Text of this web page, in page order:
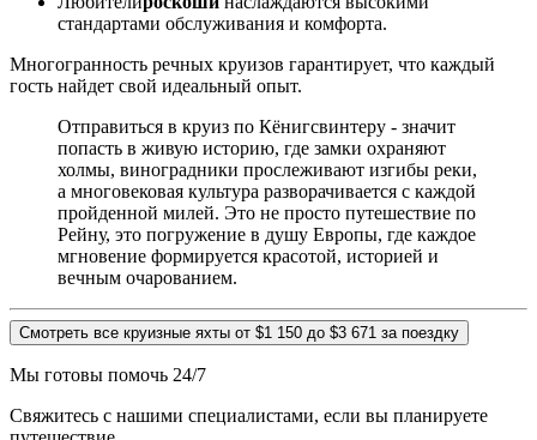
стандартами обслуживания и комфорта.
Многогранность речных круизов гарантирует, что каждый
гость найдет свой идеальный опыт.
Отправиться в круиз по Кёнигсвинтеру - значит
попасть в живую историю, где замки охраняют
холмы, виноградники прослеживают изгибы реки,
а многовековая культура разворачивается с каждой
пройденной милей. Это не просто путешествие по
Рейну, это погружение в душу Европы, где каждое
мгновение формируется красотой, историей и
вечным очарованием.
Смотреть все круизные яхты от $1 150 до $3 671 за поездку
Мы готовы помочь 24/7
Свяжитесь с нашими специалистами, если вы планируете